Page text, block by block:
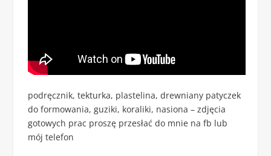
podręcznik, tekturka, plastelina, drewniany patyczek
do formowania, guziki, koraliki, nasiona – zdjęcia
gotowych prac proszę przesłać do mnie na fb lub
mój telefon